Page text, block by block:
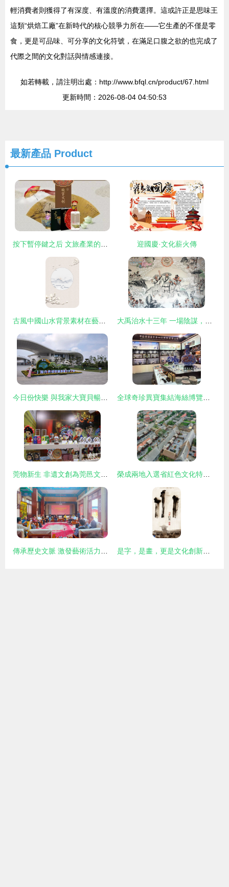
輕消費者則獲得了有深度、有溫度的消費選擇。這或許正是思味王
這類“烘焙工廠”在新時代的核心競爭力所在——它生產的不僅是零
食，更是可品味、可分享的文化符號，在滿足口腹之欲的也完成了
代際之間的文化對話與情感連接。
如若轉載，請注明出處：http://www.bfql.cn/product/67.html
更新時間：2026-08-04 04:50:53
最新產品 Product
按下暫停鍵之后 文旅產業的營銷機遇與劫后重生策略 迎國慶·文化薪火傳
古風中國山水背景素材在藝術活動策劃中的美學應用 大禹治水十三年 一場陰謀，三位女子，勢力崛起——藝術活動策劃案
今日份快樂 與我家大寶貝暢游上合藝術活動策劃展 全球奇珍異寶集結海絲博覽會 解鎖最佳淘寶模式的藝術之旅
莞物新生 非遺文創為莞邑文化注入新力量——藝術活動策劃與實踐 榮成兩地入選省紅色文化特色村培育創建名單，賡續紅色血脈賦能鄉村振興
傳承歷史文脈 激發藝術活力——省政府文史館調研組赴天水市調研文化建設工作及藝術活動策劃 是字，是畫，更是文化創新——論漢字圖形化的藝術生命力